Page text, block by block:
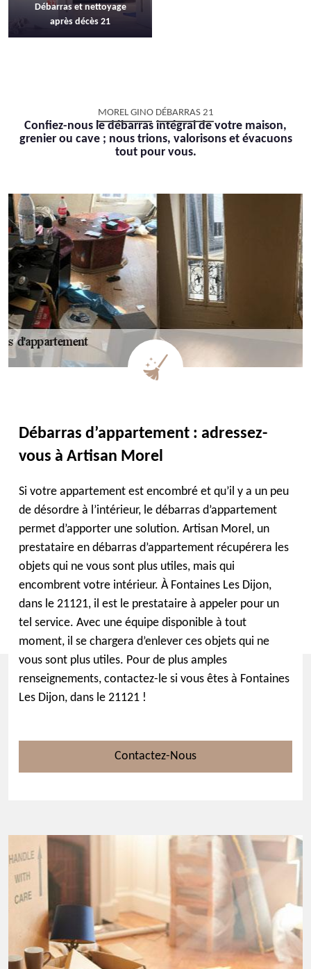
Débarras et nettoyage
après décès 21
MOREL GINO DÉBARRAS 21
Confiez-nous le débarras intégral de votre maison,
grenier ou cave ; nous trions, valorisons et évacuons
tout pour vous.
Débarras d’appartement : adressez-
vous à Artisan Morel
Si votre appartement est encombré et qu’il y a un peu
de désordre à l’intérieur, le débarras d’appartement
permet d’apporter une solution. Artisan Morel, un
prestataire en débarras d’appartement récupérera les
objets qui ne vous sont plus utiles, mais qui
encombrent votre intérieur. À Fontaines Les Dijon,
dans le 21121, il est le prestataire à appeler pour un
tel service. Avec une équipe disponible à tout
moment, il se chargera d’enlever ces objets qui ne
vous sont plus utiles. Pour de plus amples
renseignements, contactez-le si vous êtes à Fontaines
Les Dijon, dans le 21121 !
Contactez-Nous